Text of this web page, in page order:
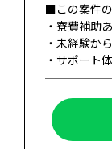
■この案件
・寮費補助
・未経験か
・サポート